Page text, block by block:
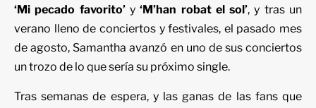
‘Mi pecado favorito’y‘M’han robat el sol’, y tras un
verano lleno de conciertos y festivales, el pasado mes
de agosto, Samantha avanzó en uno de sus conciertos
un trozo de lo que sería su próximo single.
Tras semanas de espera, y las ganas de las fans que